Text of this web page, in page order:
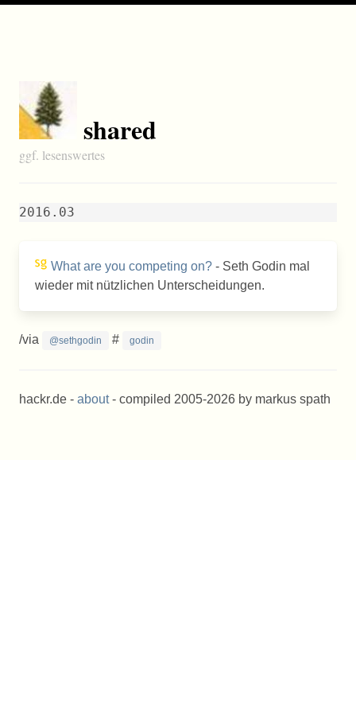
shared
ggf. lesenswertes
2016.03
What are you competing on? - Seth Godin mal
wieder mit nützlichen Unterscheidungen.
/via @sethgodin # godin
hackr.de - about- compiled 2005-2026 by markus spath